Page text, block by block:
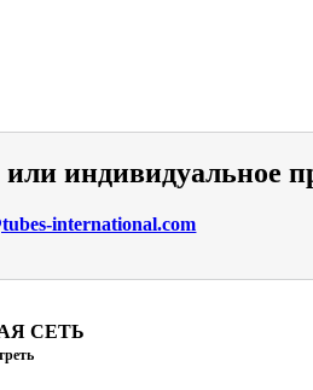
индивидуальное
international.com
СЕТЬ